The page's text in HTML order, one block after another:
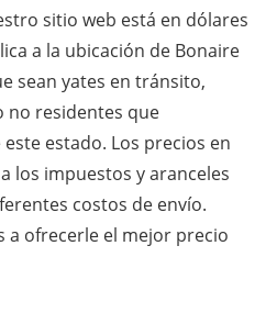
sitio web está en dólares
a la ubicación de Bonaire
sean yates en tránsito,
no residentes que
estado. Los precios en
los impuestos y aranceles
costos de envío.
a ofrecerle el mejor precio